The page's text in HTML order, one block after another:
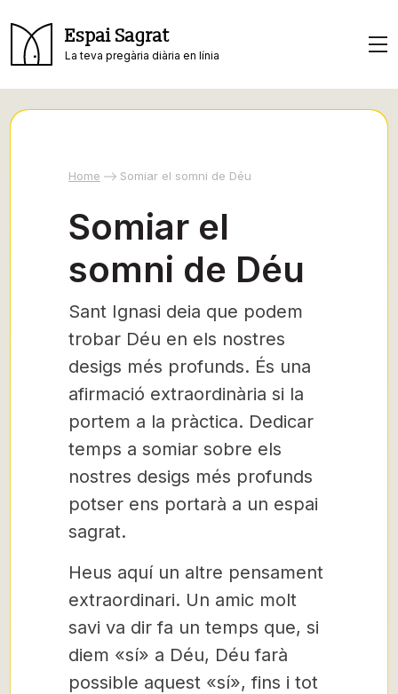
Espai Sagrat
La teva pregària diària en línia
Home Somiar el somni de Déu
Somiar el
somni de Déu
Sant Ignasi deia que podem
trobar Déu en els nostres
desigs més profunds. És una
afirmació extraordinària si la
portem a la pràctica. Dedicar
temps a somiar sobre els
nostres desigs més profunds
potser ens portarà a un espai
sagrat.
Heus aquí un altre pensament
extraordinari. Un amic molt
savi va dir fa un temps que, si
diem «sí» a Déu, Déu farà
possible aquest «sí», fins i tot